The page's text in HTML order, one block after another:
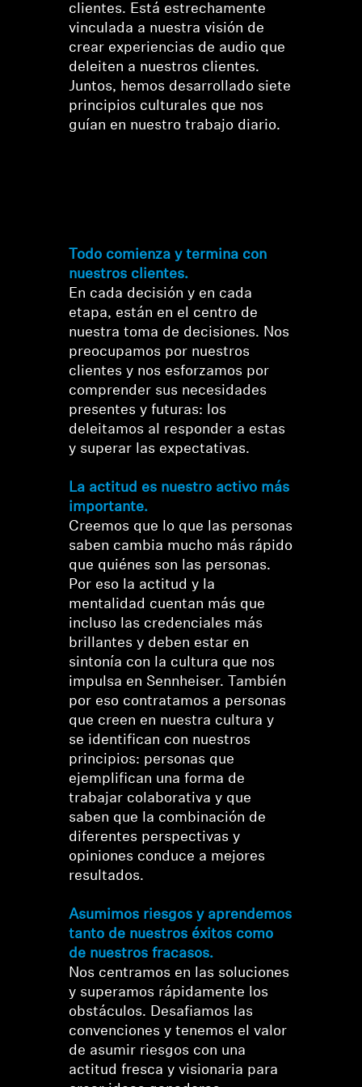
Profesional
clientes. Está estrechamente
vinculada a nuestra visión de
crear experiencias de audio que
deleiten a nuestros clientes.
Juntos, hemos desarrollado siete
principios culturales que nos
guían en nuestro trabajo diario.
Todo comienza y termina con
nuestros clientes.
En cada decisión y en cada
etapa, están en el centro de
nuestra toma de decisiones. Nos
preocupamos por nuestros
clientes y nos esforzamos por
comprender sus necesidades
presentes y futuras: los
deleitamos al responder a estas
y superar las expectativas.
La actitud es nuestro activo más
importante.
Creemos que lo que las personas
saben cambia mucho más rápido
que quiénes son las personas.
Por eso la actitud y la
mentalidad cuentan más que
incluso las credenciales más
brillantes y deben estar en
sintonía con la cultura que nos
impulsa en Sennheiser. También
por eso contratamos a personas
que creen en nuestra cultura y
se identifican con nuestros
principios: personas que
ejemplifican una forma de
trabajar colaborativa y que
saben que la combinación de
diferentes perspectivas y
opiniones conduce a mejores
resultados.
Asumimos riesgos y aprendemos
tanto de nuestros éxitos como
de nuestros fracasos.
Nos centramos en las soluciones
y superamos rápidamente los
obstáculos. Desafiamos las
convenciones y tenemos el valor
de asumir riesgos con una
actitud fresca y visionaria para